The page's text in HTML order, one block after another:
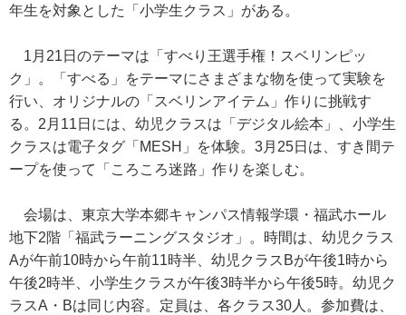
年生を対象とした「小学生クラス」がある。
1月21日のテーマは「すべり王選手権！スベリンピッ
ク」。「すべる」をテーマにさまざまな物を使って実験を
行い、オリジナルの「スベリンアイテム」作りに挑戦す
る。2月11日には、幼児クラスは「デジタル絵本」、小学生
クラスは電子タグ「MESH」を体験。3月25日は、すき間テ
ープを使って「ころころ迷路」作りを楽しむ。
会場は、東京大学本郷キャンパス情報学環・福武ホール
地下2階「福武ラーニングスタジオ」。時間は、幼児クラス
Aが午前10時から午前11時半、幼児クラスBが午後1時から
午後2時半、小学生クラスが午後3時半から午後5時。幼児ク
ラスA・Bは同じ内容。定員は、各クラス30人。参加費は、